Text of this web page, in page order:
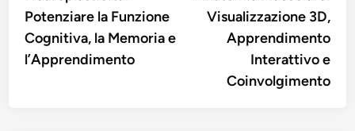
Potenziare la Funzione
Cognitiva, la Memoria e
l’Apprendimento
Visualizzazione 3D,
Apprendimento
Interattivo e
Coinvolgimento